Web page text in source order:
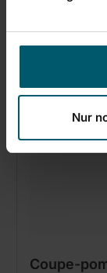
Nur
Coupe-